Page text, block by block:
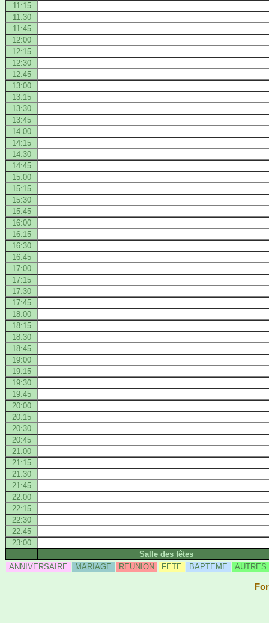
11:15
11:30
11:45
12:00
12:15
12:30
12:45
13:00
13:15
13:30
13:45
14:00
14:15
14:30
14:45
15:00
15:15
15:30
15:45
16:00
16:15
16:30
16:45
17:00
17:15
17:30
17:45
18:00
18:15
18:30
18:45
19:00
19:15
19:30
19:45
20:00
20:15
20:30
20:45
21:00
21:15
21:30
21:45
22:00
22:15
22:30
22:45
23:00
Salle des fêtes
ANNIVERSAIRE
MARIAGE REUNION FETE BAPTEME AUTRES